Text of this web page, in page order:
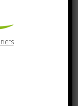
Verslag